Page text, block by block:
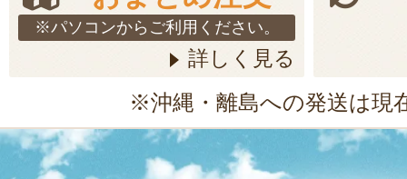
※パソコンからご利用ください。
詳しく見る
※沖縄・離島への発送は現